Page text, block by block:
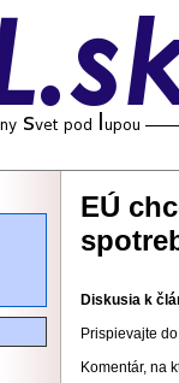
EÚ
Diskusia k
Prispievajte
Komentár, na